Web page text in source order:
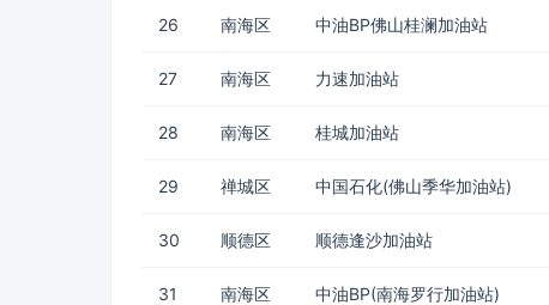
26 南海区 中油BP佛山桂澜加油站
27 南海区 力速加油站
28 南海区 桂城加油站
29 禅城区 中国石化(佛山季华加油站)
30 顺德区 顺德逢沙加油站
31 南海区 中油BP(南海罗行加油站)